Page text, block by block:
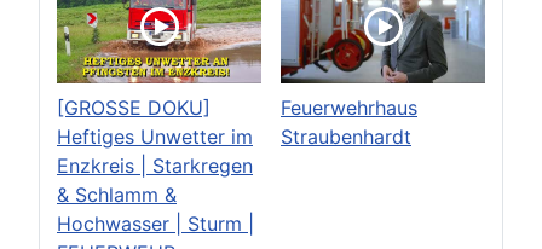
[GROSSE DOKU]
Heftiges Unwetter im
Enzkreis | Starkregen
& Schlamm &
Hochwasser | Sturm |
Feuerwehrhaus
Straubenhardt